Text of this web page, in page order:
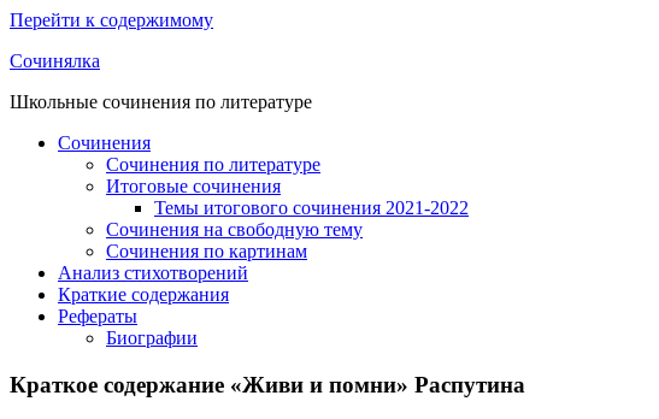
Перейти к содержимому
Сочинялка
Школьные сочинения по литературе
Сочинения
Сочинения по литературе
Итоговые сочинения
Темы итогового сочинения 2021-2022
Сочинения на свободную тему
Сочинения по картинам
Анализ стихотворений
Краткие содержания
Рефераты
Биографии
Краткое содержание «Живи и помни» Распутина